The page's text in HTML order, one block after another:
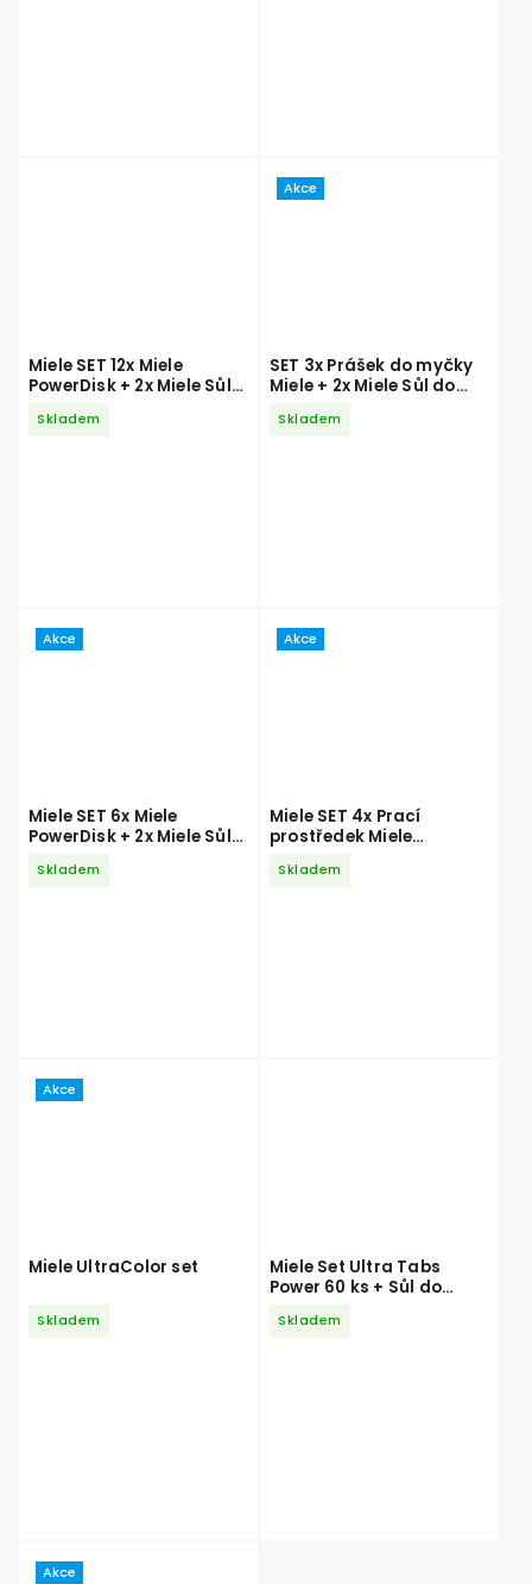
Miele SET 12x Miele
PowerDisk + 2x Miele Sůl
Leštidlo do myčky 500 ml
Skladem
Akce
SET 3x Prášek do myčky
Miele + 2x Miele Sůl do
Leštidlo do myčky 500 ml
Skladem
Akce
Miele SET 6x Miele
PowerDisk + 2x Miele Sůl
Leštidlo do myčky 500 ml
Skladem
Akce
Miele SET 4x Prací
prostředek Miele
prostředek Miele
Skladem
Akce
Miele UltraColor set
Skladem
Miele Set Ultra Tabs
Power 60 ks + Sůl do
500 ml
Skladem
Akce